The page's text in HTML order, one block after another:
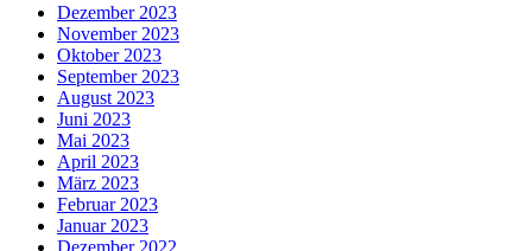
Dezember 2023
November 2023
Oktober 2023
September 2023
August 2023
Juni 2023
Mai 2023
April 2023
März 2023
Februar 2023
Januar 2023
Dezember 2022